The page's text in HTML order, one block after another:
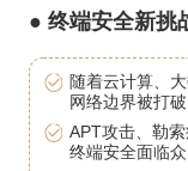
● 终端安全新挑
随着云计算、
网络边界被打
APT攻击、勒
终端安全面临